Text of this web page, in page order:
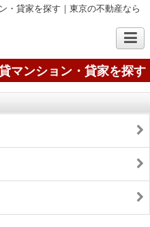
・貸家を探す｜東京の不動産なら
マンション・貸家を探す